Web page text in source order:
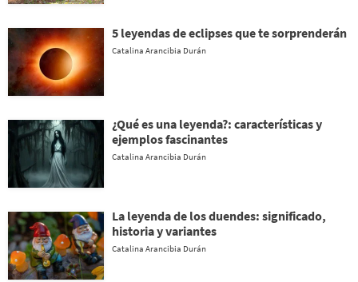
5 leyendas de eclipses que te sorprenderán
Catalina Arancibia Durán
¿Qué es una leyenda?: características y
ejemplos fascinantes
Catalina Arancibia Durán
La leyenda de los duendes: significado,
historia y variantes
Catalina Arancibia Durán